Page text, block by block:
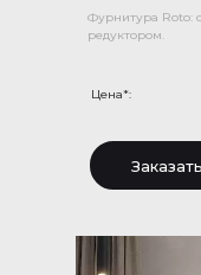
Фурнитура Roto:
редуктором.
Цена*:
Заказать